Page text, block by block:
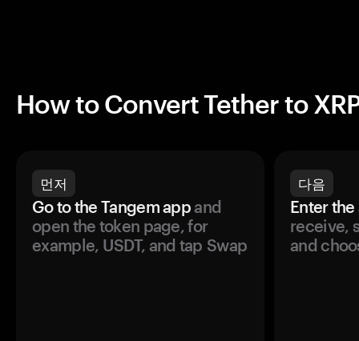
How to Convert Tether to
먼저
Go to the Tangem appand
open the token page, for
example, USDT, and tap Swap
다음
Enter the
receive,
and